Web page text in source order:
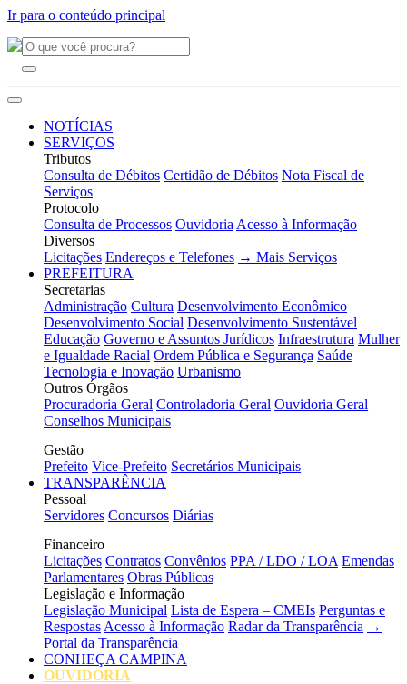
Ir para o conteúdo principal
NOTÍCIAS
SERVIÇOS
Tributos
Consulta de Débitos Certidão de Débitos Nota Fiscal de
Serviços
Protocolo
Consulta de Processos Ouvidoria Acesso à Informação
Diversos
Licitações Endereços e Telefones → Mais Serviços
PREFEITURA
Secretarias
Administração Cultura Desenvolvimento Econômico
Desenvolvimento Social Desenvolvimento Sustentável
Educação Governo e Assuntos Jurídicos Infraestrutura Mulher
e Igualdade Racial Ordem Pública e Segurança Saúde
Tecnologia e Inovação Urbanismo
Outros Órgãos
Procuradoria Geral Controladoria Geral Ouvidoria Geral
Conselhos Municipais
Gestão
Prefeito Vice-Prefeito Secretários Municipais
TRANSPARÊNCIA
Pessoal
Servidores Concursos Diárias
Financeiro
Licitações Contratos Convênios PPA / LDO / LOA Emendas
Parlamentares Obras Públicas
Legislação e Informação
Legislação Municipal Lista de Espera – CMEIs Perguntas e
Respostas Acesso à Informação Radar da Transparência →
Portal da Transparência
CONHEÇA CAMPINA
OUVIDORIA